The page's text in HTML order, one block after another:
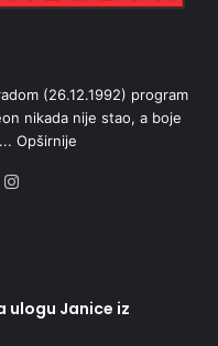
(26.12.1992) program
nikada nije stao, a boje
Opširnije
YouTube
ulogu Janice iz